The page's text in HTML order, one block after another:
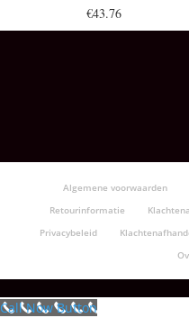
€43.76
Algemene voorwaarden
Retourinformatie
Privacybeleid
Call Now Button